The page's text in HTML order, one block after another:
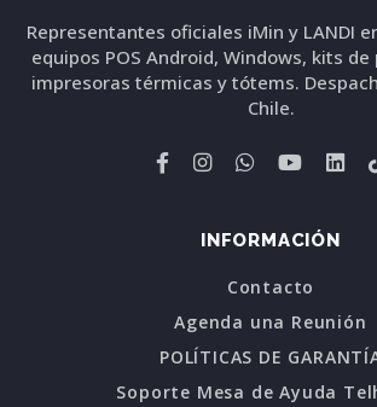
Representantes oficiales iMin y LANDI
equipos POS Android, Windows, kits
impresoras térmicas y tótems.
Chile.
INFORMACIÓN
Contacto
Agenda una Reunión
POLÍTICAS DE
Soporte Mesa de Ayuda